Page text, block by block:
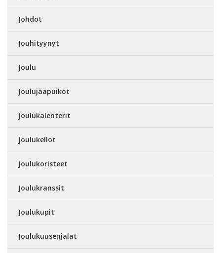
Johdot
Jouhityynyt
Joulu
Joulujääpuikot
Joulukalenterit
Joulukellot
Joulukoristeet
Joulukranssit
Joulukupit
Joulukuusenjalat